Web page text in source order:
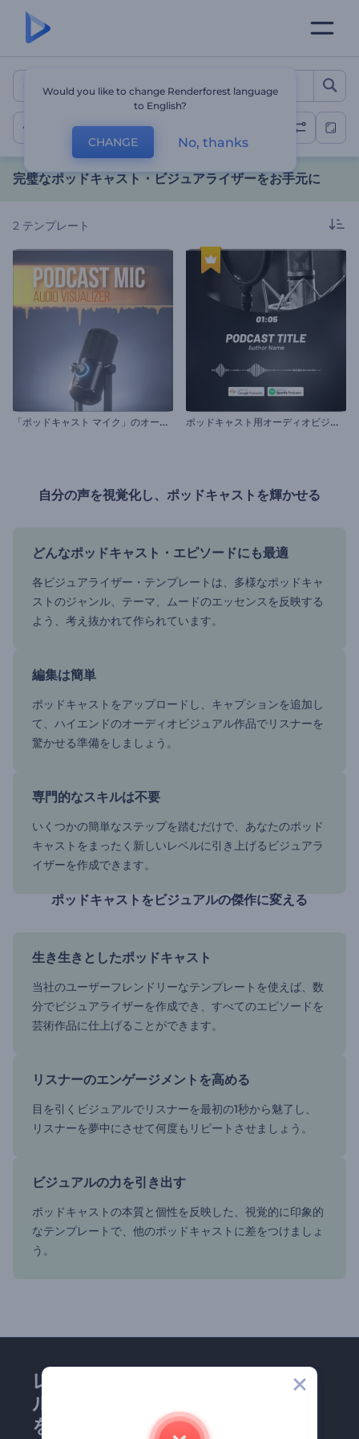
完璧なポッドキャスト・ビ
ポッドキャスト・ビジュアライザー
完璧なポッドキャスト・ビジュアライザーをお手元に
2 テンプレート
「
ポッドキャスト マイク」のオーディオ ビジュアライザー ポ
ッドキャスト用オーディオビジュアライザー
自分の声を視覚化し、ポッドキャストを輝かせる
どんなポッドキャスト・エピソードにも最適
各ビジュアライザー・テンプレートは、多様なポッドキャ
ストのジャンル、テーマ、ムードのエッセンスを反映する
よう、考え抜かれて作られています。
編集は簡単
ポッドキャストをアップロードし、キャプションを追加し
て、ハイエンドのオーディオビジュアル作品でリスナーを
驚かせる準備をしましょう。
専門的なスキルは不要
いくつかの簡単なステップを踏むだけで、あなたのポッド
キャストをまったく新しいレベルに引き上げるビジュアラ
イザーを作成できます。
ポッドキャストをビジュアルの傑作に変える
生き生きとしたポッドキャスト
当社のユーザーフレンドリーなテンプレートを使えば、数
分でビジュアライザーを作成でき、すべてのエピソードを
芸術作品に仕上げることができます。
リスナーのエンゲージメントを高める
目を引くビジュアルでリスナーを最初の1秒から魅了し、
リスナーを夢中にさせて何度もリピートさせましょう。
ビジュアルの力を引き出す
ポッドキャストの本質と個性を反映した、視覚的に印象的
なテンプレートで、他のポッドキャストに差をつけましょ
う。
レンダーフォレストのメー
ルマガジンにどうかご登録
を！
Would you like to change Renderforest language
to English?
CHANGE No, thanks